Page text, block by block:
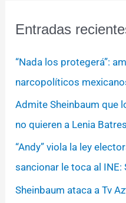
Entradas
“Nada los protegerá”:
narcopolíticos
Admite Sheinbaum que
no quieren a Lenia
“Andy” viola la ley
sancionar le toca al INE:
Sheinbaum ataca a Tv